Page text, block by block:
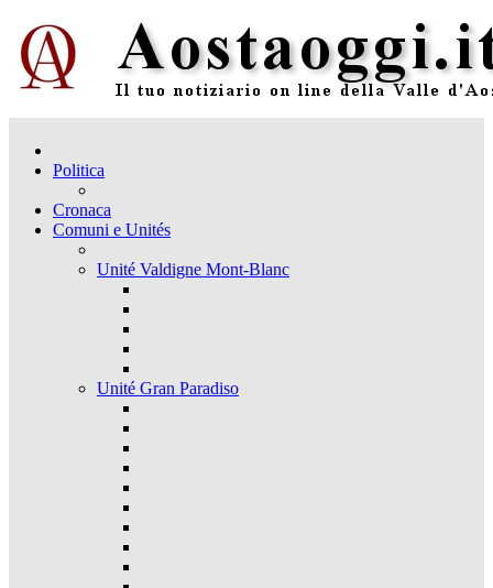
Politica
Cronaca
Comuni e Unités
Unité Valdigne Mont-Blanc
Unité Gran Paradiso